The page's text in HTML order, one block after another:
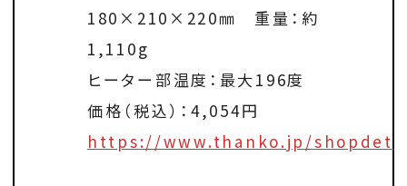
180×210×220㎜ 重量：約
1,110g
ヒーター部温度：最大196度
価格（税込）：4,054円
https://www.thanko.jp/